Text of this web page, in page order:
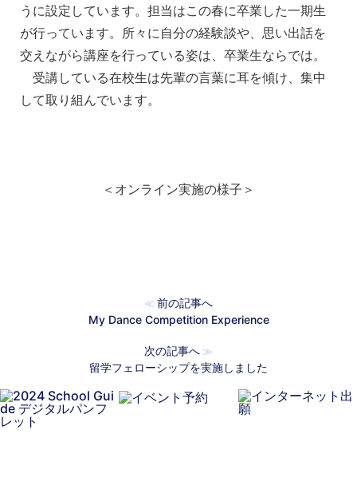
うに設定しています。担当はこの春に卒業した一期生
が行っています。所々に自分の経験談や、思い出話を
交えながら講座を行っている姿は、卒業生ならでは。
受講している在校生は先輩の言葉に耳を傾け、集中
して取り組んでいます。
＜オンライン実施の様子＞
≪ 前の記事へ
My Dance Competition Experience
次の記事へ ≫
留学フェローシップを実施しました